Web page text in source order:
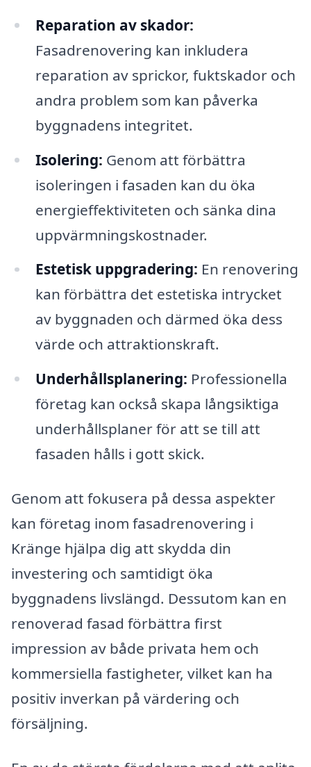
Reparation av skador:
Fasadrenovering kan inkludera
reparation av sprickor, fuktskador och
andra problem som kan påverka
byggnadens integritet.
Isolering: Genom att förbättra
isoleringen i fasaden kan du öka
energieffektiviteten och sänka dina
uppvärmningskostnader.
Estetisk uppgradering: En renovering
kan förbättra det estetiska intrycket
av byggnaden och därmed öka dess
värde och attraktionskraft.
Underhållsplanering: Professionella
företag kan också skapa långsiktiga
underhållsplaner för att se till att
fasaden hålls i gott skick.
Genom att fokusera på dessa aspekter
kan företag inom fasadrenovering i
Kränge hjälpa dig att skydda din
investering och samtidigt öka
byggnadens livslängd. Dessutom kan en
renoverad fasad förbättra first
impression av både privata hem och
kommersiella fastigheter, vilket kan ha
positiv inverkan på värdering och
försäljning.